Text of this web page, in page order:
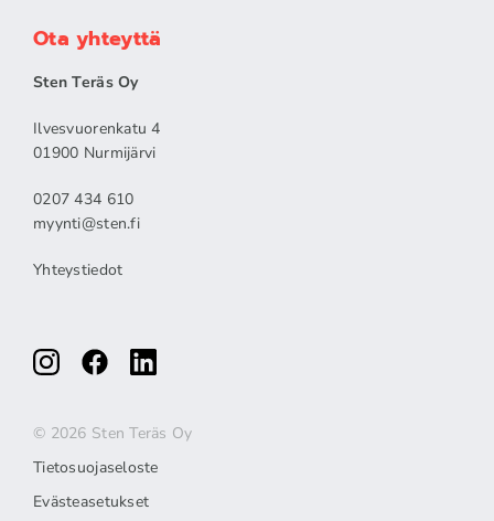
Ota yhteyttä
Sten Teräs Oy
Ilvesvuorenkatu 4
01900 Nurmijärvi
0207 434 610
myynti@sten.fi
Yhteystiedot
© 2026 Sten Teräs Oy
Tietosuojaseloste
Evästeasetukset